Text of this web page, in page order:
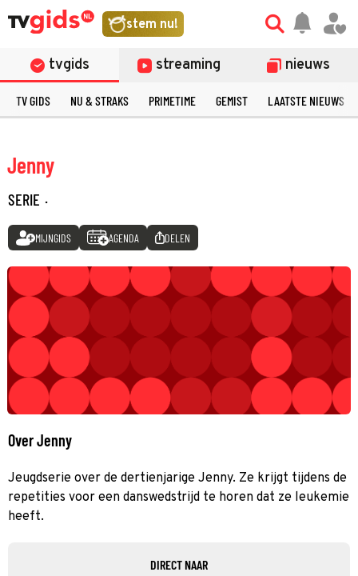
stem nu!
tvgids streaming nieuws
TV GIDS NU & STRAKS PRIMETIME GEMIST LAATSTE NIEUWS
Jenny
SERIE ·
MIJNGIDS AGENDA DELEN
Over Jenny
Jeugdserie over de dertienjarige Jenny. Ze krijgt tijdens de
repetities voor een danswedstrijd te horen dat ze leukemie
heeft.
DIRECT NAAR